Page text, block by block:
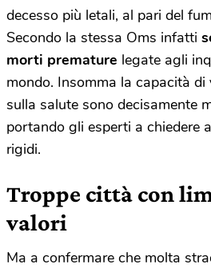
decesso più letali, al pari del
Secondo la stessa Oms infatti
morti premature legate agli
mondo. Insomma la capacità
sulla salute sono decisamente
portando gli esperti a chiedere
rigidi.
Troppe città con
valori
Ma a confermare che molta